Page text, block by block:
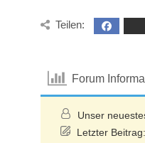
Teilen:
Forum
Unser
Letzter Beitrag: